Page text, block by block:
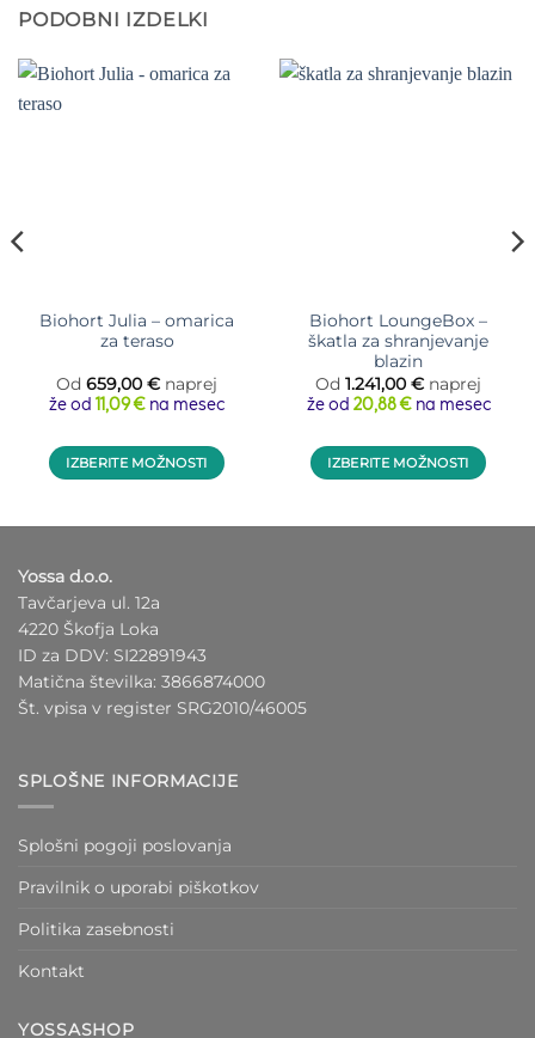
PODOBNI IZDELKI
Biohort Julia – omarica
za teraso
Od 659,00 € naprej
že od 11,09 € na mesec
IZBERITE MOŽNOSTI
lahko
izberete
na
strani
Biohort LoungeBox –
škatla za shranjevanje
blazin
Od 1.241,00 € naprej
že od 20,88 €na mesec
IZBERITE MOŽNOSTI
€
€
€
Yossa d.o.o.
Tavčarjeva ul. 12a
4220 Škofja Loka
ID za DDV: SI22891943
Matična številka: 3866874000
Št. vpisa v register SRG2010/46005
SPLOŠNE INFORMACIJE
Splošni pogoji poslovanja
Pravilnik o uporabi piškotkov
Politika zasebnosti
Kontakt
YOSSASHOP